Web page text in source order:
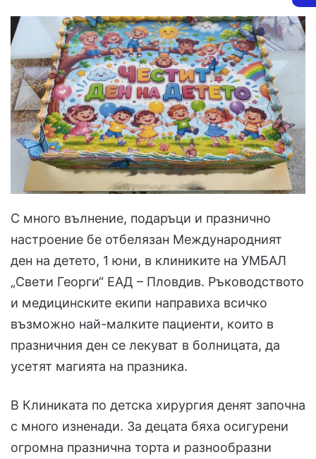
С много вълнение, подаръци и празнично
настроение бе отбелязан Международният
ден на детето, 1 юни, в клиниките на УМБАЛ
„Свети Георги“ ЕАД – Пловдив. Ръководството
и медицинските екипи направиха всичко
възможно най-малките пациенти, които в
празничния ден се лекуват в болницата, да
усетят магията на празника.
В Клиниката по детска хирургия денят започна
с много изненади. За децата бяха осигурени
огромна празнична торта и разнообразни